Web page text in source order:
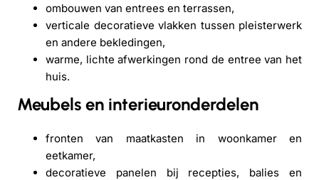
ombouwen van entrees en terrassen,
verticale decoratieve vlakken tussen pleisterwerk
en andere bekledingen,
warme, lichte afwerkingen rond de entree van het
huis.
Meubels en interieuronderdelen
fronten van maatkasten in woonkamer en
eetkamer,
decoratieve panelen bij recepties, balies en